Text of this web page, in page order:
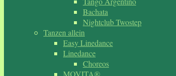
Bachata
Nightclub Twostep
Tanzen allein
Easy Linedance
Linedance
Choreos
MOVITA®